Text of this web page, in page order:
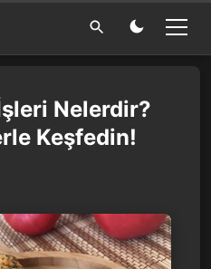
Nelerdir?
Keşfedin!